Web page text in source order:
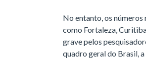
No entanto, os números
como Fortaleza,
grave pelos
quadro geral do Brasil,